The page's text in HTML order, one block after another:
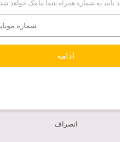
تأیید به شماره همراه شما پیامک خواهد شد
ادامه
انصراف